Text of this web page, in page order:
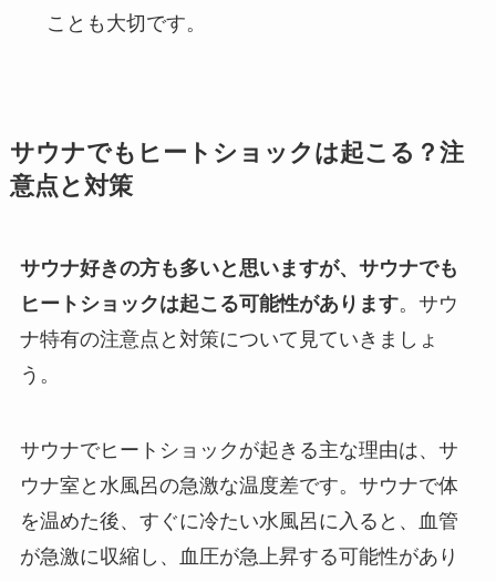
ことも大切です。
サウナでもヒートショックは起こる？注
意点と対策
サウナ好きの方も多いと思いますが、サウナでも
ヒートショックは起こる可能性があります。サウ
ナ特有の注意点と対策について見ていきましょ
う。
サウナでヒートショックが起きる主な理由は、サ
ウナ室と水風呂の急激な温度差です。サウナで体
を温めた後、すぐに冷たい水風呂に入ると、血管
が急激に収縮し、血圧が急上昇する可能性があり